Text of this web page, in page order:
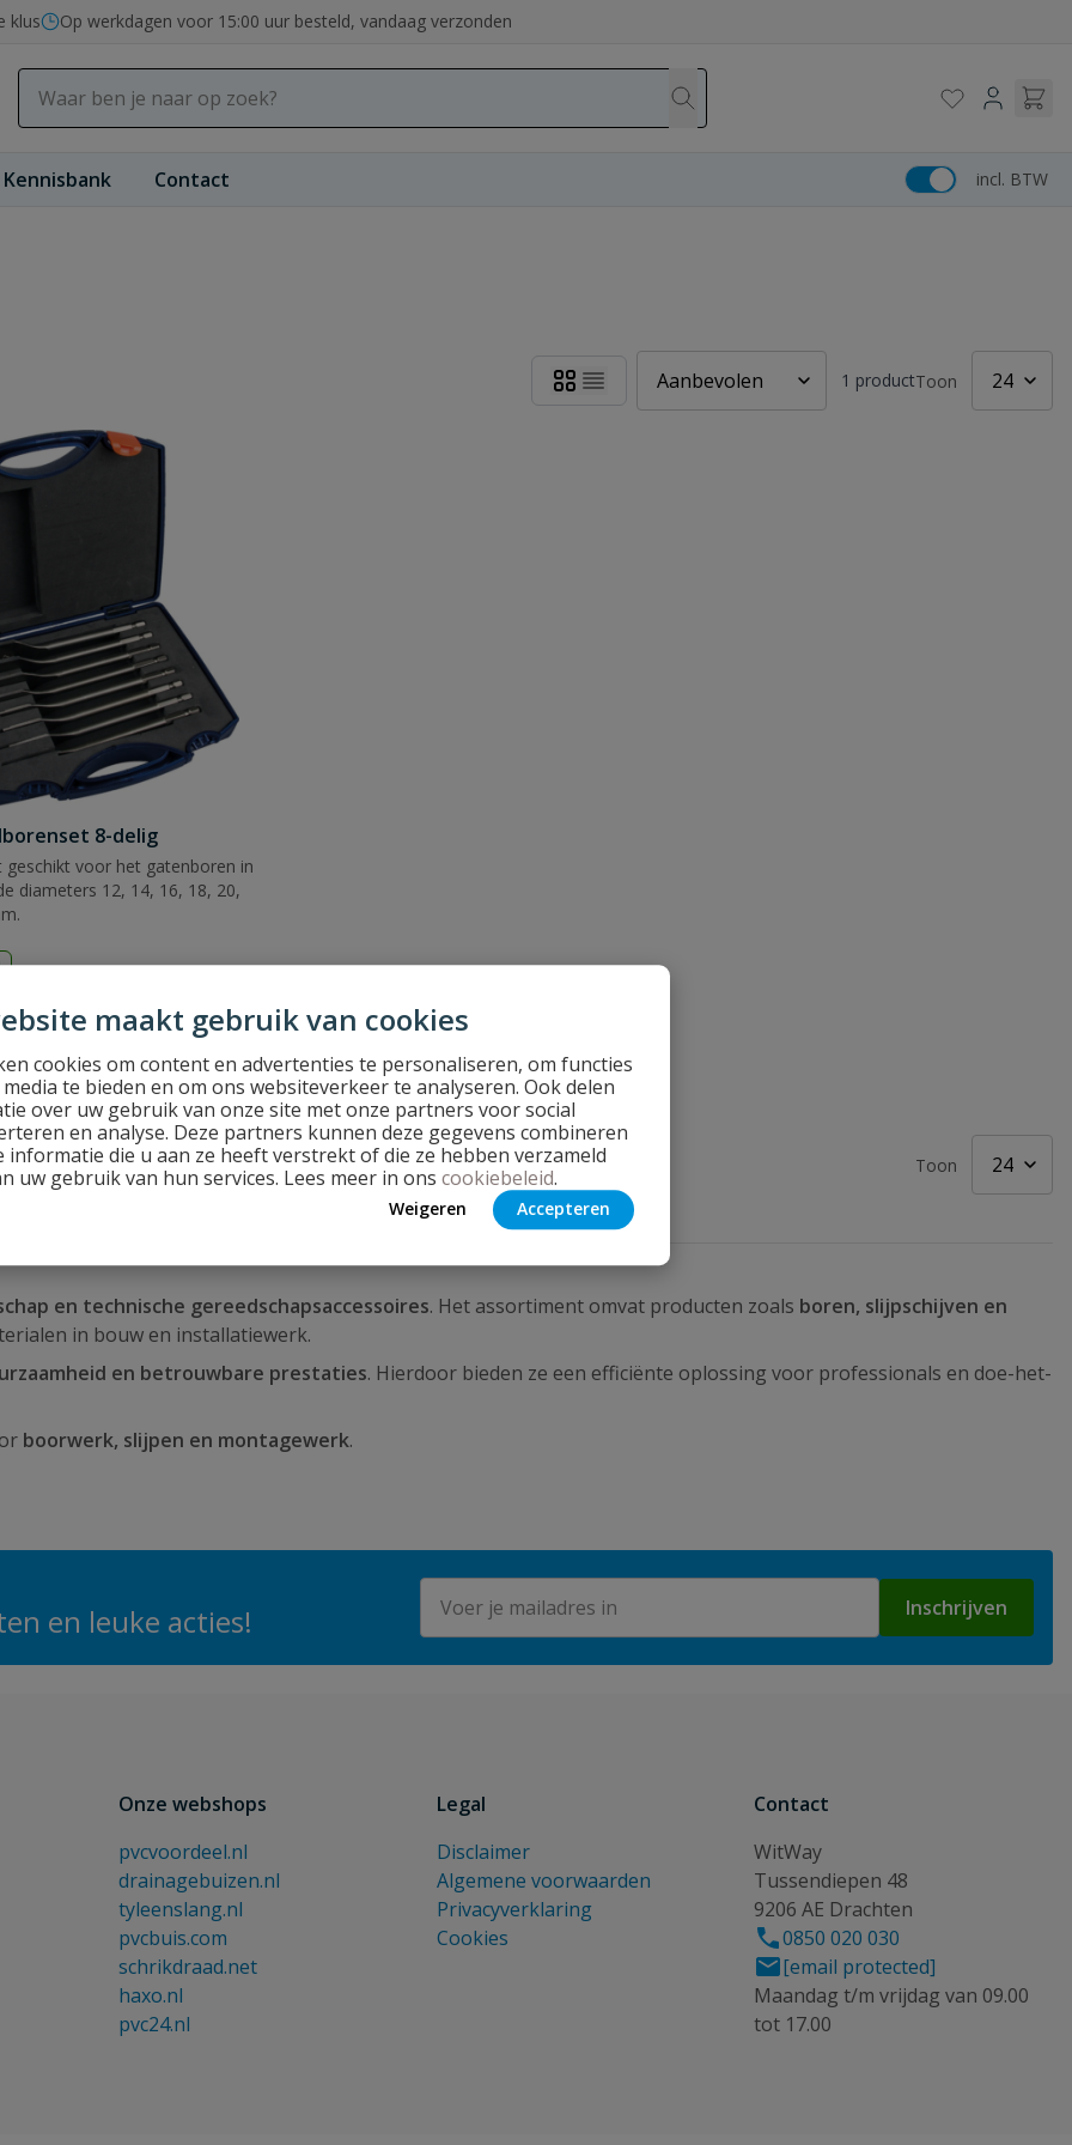
maakt gebruik van cookies
cookies om content en advertenties te personaliseren, om functies
te bieden en om ons websiteverkeer te analyseren. Ook delen
over uw gebruik van onze site met onze partners voor social
en analyse. Deze partners kunnen deze gegevens combineren
informatie die u aan ze heeft verstrekt of die ze hebben verzameld
uw gebruik van hun services. Lees meer in ons cookiebeleid.
Weigeren Accepteren
klus Op werkdagen voor 15:00 uur besteld, vandaag verzonden
Kennisbank Contact incl. BTW
1 productToon
8-delig
geschikt voor het gatenboren in
diameters 12, 14, 16, 18, 20,
Toon
en technische gereedschapsaccessoires. Het assortiment omvat producten zoals boren, slijpschijven en
in bouw en installatiewerk.
en betrouwbare prestaties. Hierdoor bieden ze een efficiënte oplossing voor professionals en doe-het-
boorwerk, slijpen en montagewerk.
en leuke acties!
E-mailadres
Inschrijven
Onze webshops
pvcvoordeel.nl
drainagebuizen.nl
tyleenslang.nl
pvcbuis.com
schrikdraad.net
haxo.nl
pvc24.nl
Legal
Disclaimer
Algemene voorwaarden
Privacyverklaring
Cookies
Contact
WitWay
Tussendiepen 48
9206 AE Drachten
0850 020 030
[email protected]
Maandag t/m vrijdag van 09.00
tot 17.00